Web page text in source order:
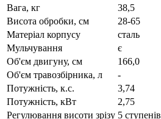
Вага, кг
38,5
Висота обробки, см
28-65
Матеріал корпусу
сталь
Мульчування
є
Об'єм двигуну, см
166,0
Об'єм травозбірника, л
-
Потужність, к.с.
3,74
Потужність, кВт
2,75
Регулювання висоти зрізу 5 ступенів